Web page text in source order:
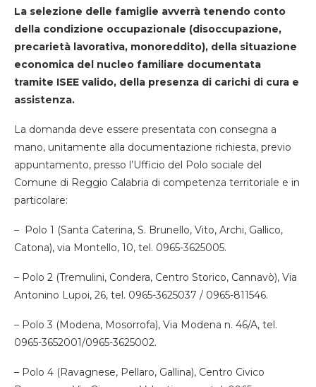
La selezione delle famiglie avverrà tenendo conto
della condizione occupazionale (disoccupazione,
precarietà lavorativa, monoreddito), della situazione
economica del nucleo familiare documentata
tramite ISEE valido, della presenza di carichi di cura e
assistenza.
La domanda deve essere presentata con consegna a
mano, unitamente alla documentazione richiesta, previo
appuntamento, presso l’Ufficio del Polo sociale del
Comune di Reggio Calabria di competenza territoriale e in
particolare:
– Polo 1 (Santa Caterina, S. Brunello, Vito, Archi, Gallico,
Catona), via Montello, 10, tel. 0965-3625005.
– Polo 2 (Tremulini, Condera, Centro Storico, Cannavò), Via
Antonino Lupoi, 26, tel. 0965-3625037 / 0965-811546.
– Polo 3 (Modena, Mosorrofa), Via Modena n. 46/A, tel.
0965-3652001/0965-3625002.
– Polo 4 (Ravagnese, Pellaro, Gallina), Centro Civico